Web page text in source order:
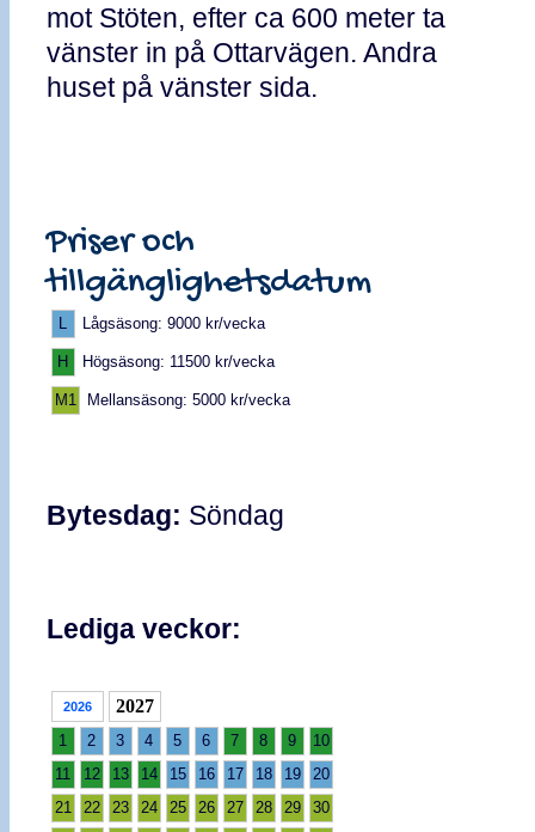
mot Stöten, efter ca 600 meter ta
vänster in på Ottarvägen. Andra
huset på vänster sida.
Priser och
tillgänglighetsdatum
L Lågsäsong: 9000 kr/vecka
H Högsäsong: 11500 kr/vecka
M1 Mellansäsong: 5000 kr/vecka
Bytesdag: Söndag
Lediga veckor:
2026 2027
1 2 3 4 5 6 7 8 9
10
11
12 13 14 15 16 17 18 19
20
21
22 23 24 25 26 27 28 29
30